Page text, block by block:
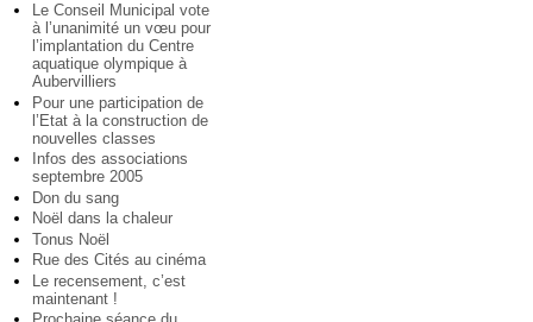
Le Conseil Municipal vote
à l’unanimité un vœu pour
l’implantation du Centre
aquatique olympique à
Aubervilliers
Pour une participation de
l’Etat à la construction de
nouvelles classes
Infos des associations
septembre 2005
Don du sang
Noël dans la chaleur
Tonus Noël
Rue des Cités au cinéma
Le recensement, c’est
maintenant !